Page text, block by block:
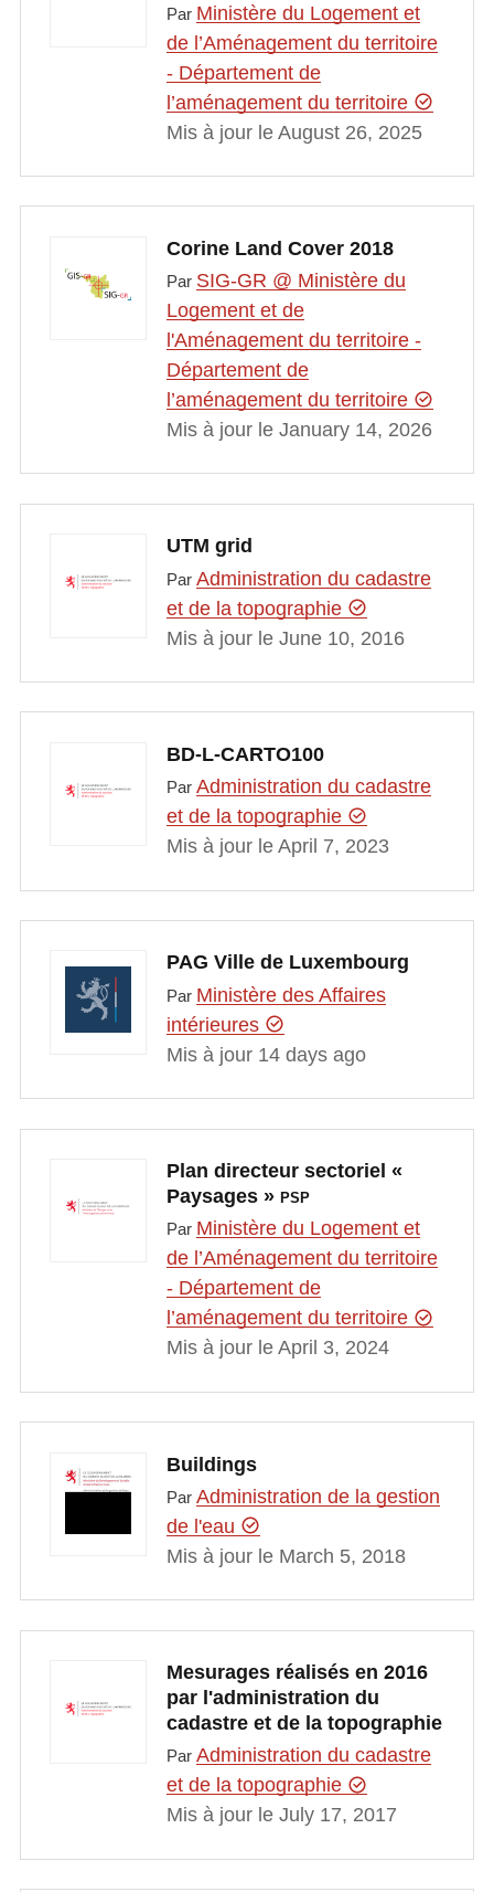
Par Ministère du Logement et
de l’Aménagement du territoire
- Département de
l’aménagement du territoire
Mis à jour le August 26, 2025
Corine Land Cover 2018
Par SIG-GR @ Ministère du
Logement et de
l'Aménagement du territoire -
Département de
l’aménagement du territoire
Mis à jour le January 14, 2026
UTM grid
Par Administration du cadastre
et de la topographie
Mis à jour le June 10, 2016
BD-L-CARTO100
Par Administration du cadastre
et de la topographie
Mis à jour le April 7, 2023
PAG Ville de Luxembourg
Par Ministère des Affaires
intérieures
Mis à jour 14 days ago
Plan directeur sectoriel «
Paysages » PSP
Par Ministère du Logement et
de l’Aménagement du territoire
- Département de
l’aménagement du territoire
Mis à jour le April 3, 2024
Buildings
Par Administration de la gestion
de l'eau
Mis à jour le March 5, 2018
Mesurages réalisés en 2016
par l'administration du
cadastre et de la topographie
Par Administration du cadastre
et de la topographie
Mis à jour le July 17, 2017